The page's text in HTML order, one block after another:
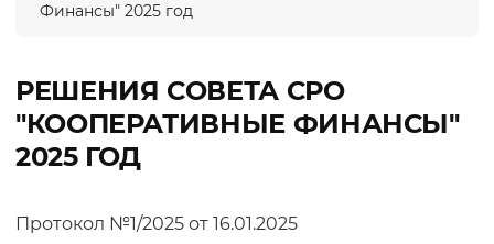
Финансы" 2025 год
РЕШЕНИЯ СОВЕТА СРО
"КООПЕРАТИВНЫЕ ФИНАНСЫ"
2025 ГОД
Протокол №1/2025 от 16.01.2025